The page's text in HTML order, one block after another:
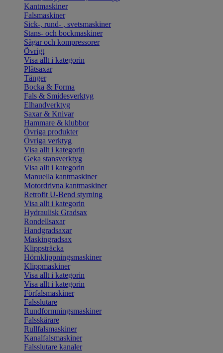
Kantmaskiner
Falsmaskiner
Sick-, rund- , svetsmaskiner
Stans- och bockmaskiner
Sågar och kompressorer
Övrigt
Visa allt i kategorin
Plåtsaxar
Tänger
Bocka & Forma
Fals & Smidesverktyg
Elhandverktyg
Saxar & Knivar
Hammare & klubbor
Övriga produkter
Övriga verktyg
Visa allt i kategorin
Geka stansverktyg
Visa allt i kategorin
Manuella kantmaskiner
Motordrivna kantmaskiner
Retrofit U-Bend styrning
Visa allt i kategorin
Hydraulisk Gradsax
Rondellsaxar
Handgradsaxar
Maskingradsax
Klippsträcka
Hörnklippningsmaskiner
Klippmaskiner
Visa allt i kategorin
Visa allt i kategorin
Förfalsmaskiner
Falsslutare
Rundformningsmaskiner
Falsskärare
Rullfalsmaskiner
Kanalfalsmaskiner
Falsslutare kanaler